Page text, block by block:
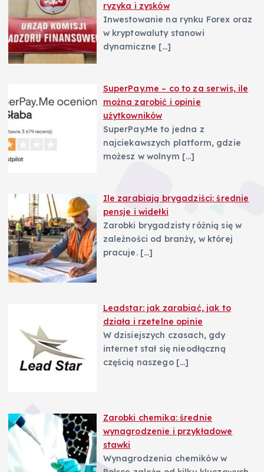
ryzyka i zysków
Inwestowanie na rynku Forex oraz
w kryptowaluty stanowi
dynamiczne […]
SuperPay.me – co to za serwis, ile
można zarobić i opinie
użytkowników
SuperPay.Me to jedna z
najciekawszych platform, gdzie
możesz w wolnym […]
Ile zarabiają brygadziści: średnie
pensje i widełki
Zarobki brygadzisty różnią się w
zależności od branży, w której
pracuje. […]
Leadstar: jak zarabiać, jak to
działa i rzetelne opinie
W dzisiejszych czasach, gdy
internet stał się nieodłączną
częścią naszego […]
Zarobki chemika: średnie
wynagrodzenie i przykładowe
stawki
Wynagrodzenia chemików w